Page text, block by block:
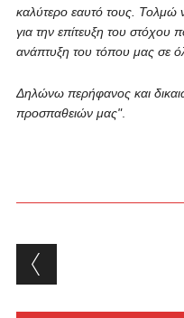
καλύτερο εαυτό τους. Τολμώ
για την επίτευξη του στόχου
ανάπτυξη του τόπου μας σε
Δηλώνω περήφανος και
προσπαθειών μας".
Post